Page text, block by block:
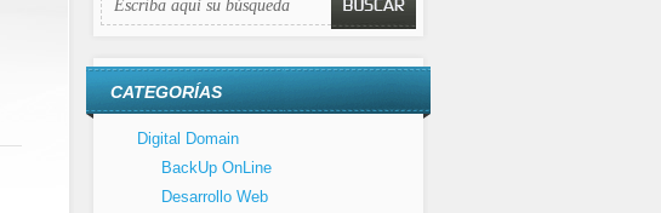
CATEGORÍAS
Digital Domain
BackUp OnLine
Desarrollo Web